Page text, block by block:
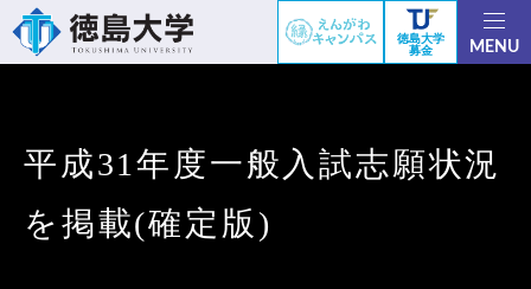
徳島大学
募金
MENU
平成31年度一般入試志願状況
を掲載(確定版)